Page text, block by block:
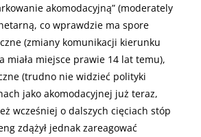
akomodacyjną” (moderately
co wprawdzie ma spore
(zmiany komunikacji kierunku
miała miejsce prawie 14 lat temu),
(trudno nie widzieć polityki
jako akomodacyjnej już teraz,
wcześniej o dalszych cięciach stóp
zdążył jednak zareagować